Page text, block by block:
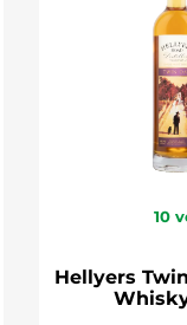
10
Hellyers